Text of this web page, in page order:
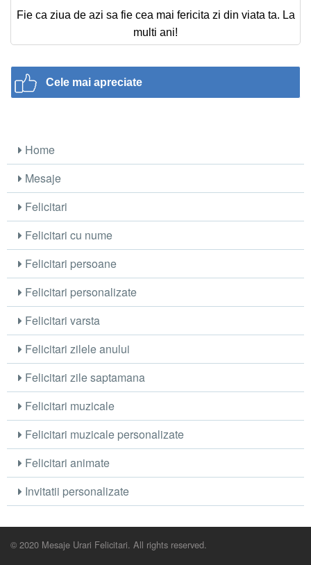
Fie ca ziua de azi sa fie cea mai fericita zi din viata ta. La
multi ani!
Cele mai apreciate
Home
Mesaje
Felicitari
Felicitari cu nume
Felicitari persoane
Felicitari personalizate
Felicitari varsta
Felicitari zilele anului
Felicitari zile saptamana
Felicitari muzicale
Felicitari muzicale personalizate
Felicitari animate
Invitatii personalizate
© 2020 Mesaje Urari Felicitari. All rights reserved.